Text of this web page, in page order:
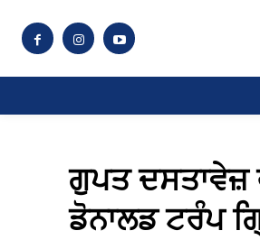
ਗੁਪਤ ਦਸਤਾਵੇਜ਼
ਡੋਨਾਲਡ ਟਰੰਪ